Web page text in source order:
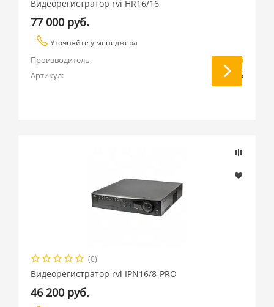
Panasonic (74)
RVi ( 79)
Samsung (90)
Sony (55)
Тахион (
Видеорегистратор rvi HR16/16
77 000 руб.
Уточняйте у менеджера
Производитель:
RVi
Артикул:
HR16/16
(0)
Видеорегистратор rvi IPN16/8-PRO
46 200 руб.